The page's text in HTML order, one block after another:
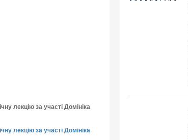
лекцію за участі Домініка
лекцію за участі Домініка